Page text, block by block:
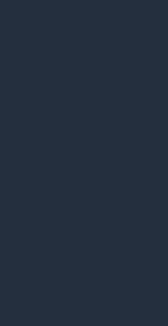
作成し、Amazon
イントを設定し、エン
す。
は、トレーニング済みモ
イロードがシリアル化さ
アル化されることを確認
ます。
きなトピッククラスター
を抽出できます。現在、
が、TSNE プロットで互
1 つのトピックに結合す
デリングは主として教師
クの適切な数を決定する
のように見えるかを確認